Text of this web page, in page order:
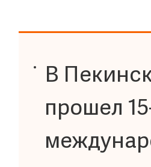
В
прошел